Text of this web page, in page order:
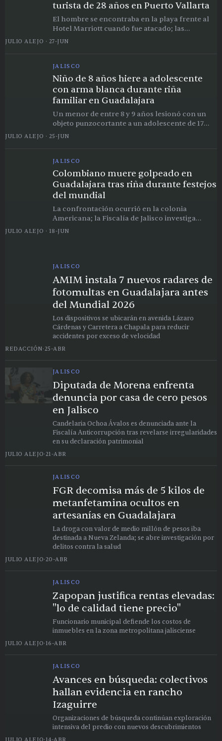
turista de 28 años en Puerto Vallarta
El hombre se encontraba en la playa frente al
Hotel Marriott cuando fue atacado; las
autoridades suspendieron la búsqueda al caer la
noche sin resultados
JULIO ALEJO · 27-JUN
JALISCO
Niño de 8 años hiere a adolescente
con arma blanca durante riña
familiar en Guadalajara
Un menor de entre 8 y 9 años lesionó con un
objeto punzocortante a un adolescente de 17
durante una discusión en la colonia El Rastro,
en Guadalajara.
JULIO ALEJO · 25-JUN
JALISCO
Colombiano muere golpeado en
Guadalajara tras riña durante festejos
del mundial
La confrontación ocurrió en la colonia
Americana; la Fiscalía de Jalisco investiga
posibles vínculos con préstamos 'gota a gota'
JULIO ALEJO · 18-JUN
JALISCO
AMIM instala 7 nuevos radares de
fotomultas en Guadalajara antes
del Mundial 2026
Los dispositivos se ubicarán en avenida Lázaro
Cárdenas y Carretera a Chapala para reducir
accidentes por exceso de velocidad
REDACCIÓN·25-ABR
JALISCO
Diputada de Morena enfrenta
denuncia por casa de cero pesos
en Jalisco
Candelaria Ochoa Ávalos es denunciada ante la
Fiscalía Anticorrupción tras revelarse irregularidades
en su declaración patrimonial
JULIO ALEJO·21-ABR
JALISCO
FGR decomisa más de 5 kilos de
metanfetamina ocultos en
artesanías en Guadalajara
La droga con valor de medio millón de pesos iba
destinada a Nueva Zelanda; se abre investigación por
delitos contra la salud
JULIO ALEJO·20-ABR
JALISCO
Zapopan justifica rentas elevadas:
"lo de calidad tiene precio"
Funcionario municipal defiende los costos de
inmuebles en la zona metropolitana jalisciense
JULIO ALEJO· 16-ABR
JALISCO
Avances en búsqueda: colectivos
hallan evidencia en rancho
Izaguirre
Organizaciones de búsqueda continúan exploración
intensiva del predio con nuevos descubrimientos